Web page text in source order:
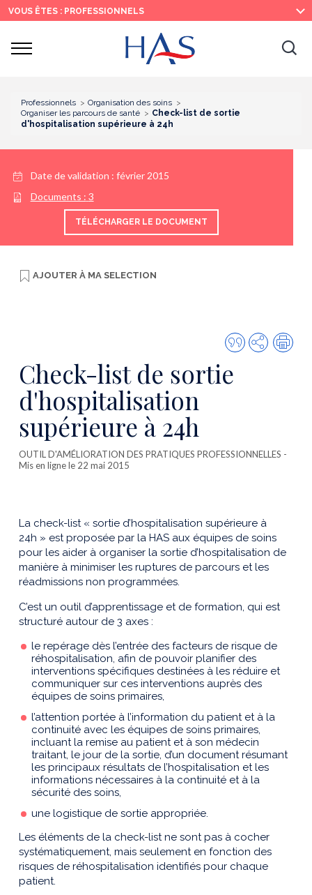
Recherche
Menu
principal
Contenu
principal
VOUS ÊTES : PROFESSIONNELS
Ouvrir
Professionnels
Organisation des soins
Organiser les parcours de santé
Check-list de sortie
d'hospitalisation supérieure à 24h
Date de validation : février 2015
Documents : 3
TÉLÉCHARGER LE DOCUMENT
AJOUTER À MA SELECTION
Citer
cette
Partager
Check-list de sortie
d'hospitalisation
supérieure à 24h
OUTIL D'AMÉLIORATION DES PRATIQUES PROFESSIONNELLES -
Mis en ligne le 22 mai 2015
La check-list « sortie d’hospitalisation supérieure à
24h » est proposée par la HAS aux équipes de soins
pour les aider à organiser la sortie d’hospitalisation de
manière à minimiser les ruptures de parcours et les
réadmissions non programmées.
C’est un outil d’apprentissage et de formation, qui est
structuré autour de 3 axes :
le repérage dès l’entrée des facteurs de risque de
réhospitalisation, afin de pouvoir planifier des
interventions spécifiques destinées à les réduire et
communiquer sur ces interventions auprès des
équipes de soins primaires,
l’attention portée à l’information du patient et à la
continuité avec les équipes de soins primaires,
incluant la remise au patient et à son médecin
traitant, le jour de la sortie, d’un document résumant
les principaux résultats de l’hospitalisation et les
informations nécessaires à la continuité et à la
sécurité des soins,
une logistique de sortie appropriée.
Les éléments de la check-list ne sont pas à cocher
systématiquement, mais seulement en fonction des
risques de réhospitalisation identifiés pour chaque
patient.